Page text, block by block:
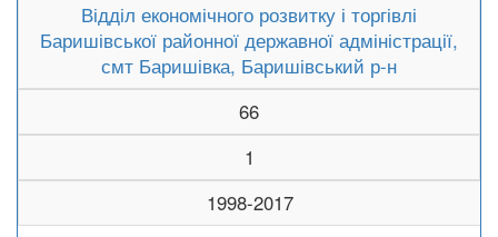
Відділ економічного розвитку і торгівлі
Баришівської районної державної адміністрації,
смт Баришівка, Баришівський р-н
66
1
1998-2017